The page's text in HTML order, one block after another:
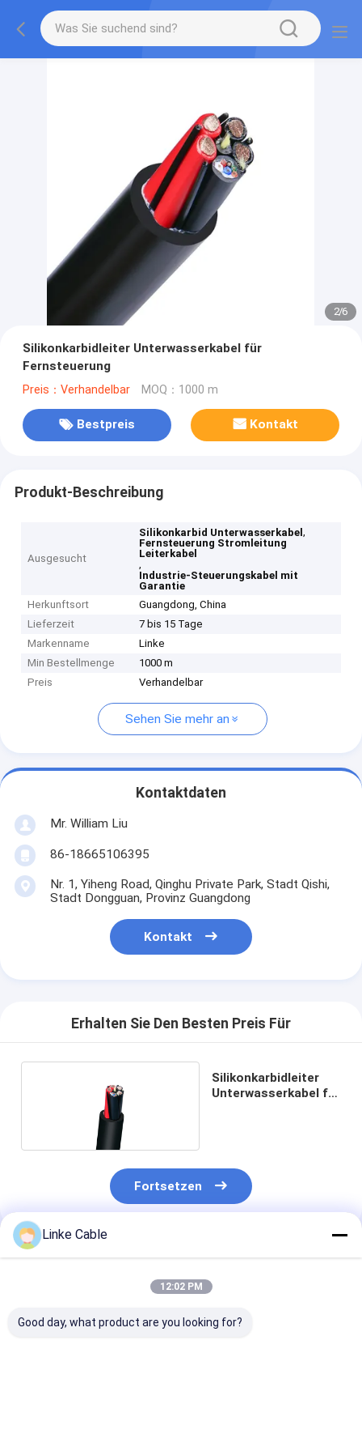
2/6
Silikonkarbidleiter Unterwasserkabel für
Fernsteuerung
Preis：Verhandelbar MOQ：1000 m
Bestpreis Kontakt
Produkt-Beschreibung
Ausgesucht
Silikonkarbid Unterwasserkabel,
Fernsteuerung Stromleitung
Leiterkabel
,
Industrie-Steuerungskabel mit
Garantie
Herkunftsort
Guangdong, China
Lieferzeit
7 bis 15 Tage
Markenname
Linke
Min Bestellmenge
1000 m
Preis
Verhandelbar
Sehen Sie mehr an
Kontaktdaten
Mr. William Liu
86-18665106395
Nr. 1, Yiheng Road, Qinghu Private Park, Stadt Qishi,
Stadt Dongguan, Provinz Guangdong
Kontakt
Erhalten Sie Den Besten Preis Für
Silikonkarbidleiter
Unterwasserkabel für
Fortsetzen
Empfohlene Produkte
Linke Cable
12:02 PM
Good day, what product are you looking for?